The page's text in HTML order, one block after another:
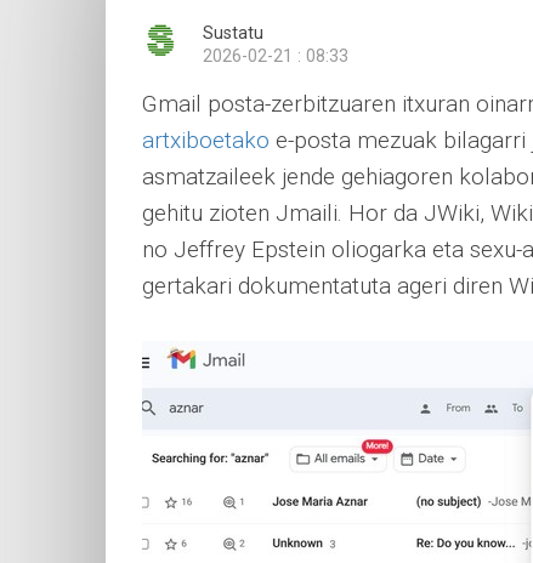
Sustatu
2026-02-21 : 08:33
Gmail posta-zerbitzuaren itxuran
artxiboetako e-posta mezuak
asmatzaileek jende gehiagoren
gehitu zioten Jmaili. Hor da JWiki,
no Jeffrey Epstein oliogarka eta
gertakari dokumentatuta ageri diren